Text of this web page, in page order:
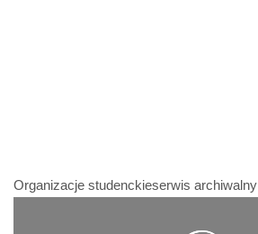
Organizacje studenckieserwis archiwalny